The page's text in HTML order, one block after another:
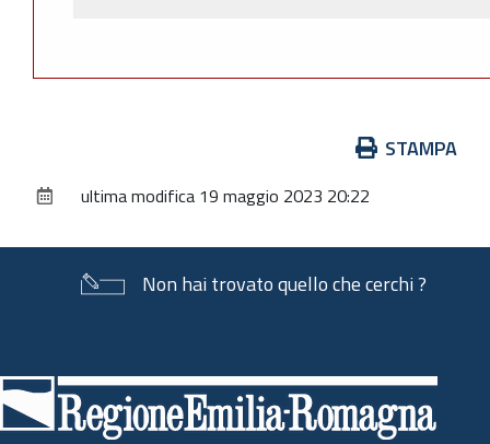
documento
STAMPA
ultima modifica 19 maggio 2023 20:22
Non hai trovato quello che cerchi ?
di
pagina